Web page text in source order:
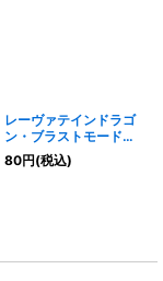
レーヴァテインドラゴ
ン・ブラストモード
(EVOLVE)【LG】
{BP04-062}《ドラゴ
80円(税込)